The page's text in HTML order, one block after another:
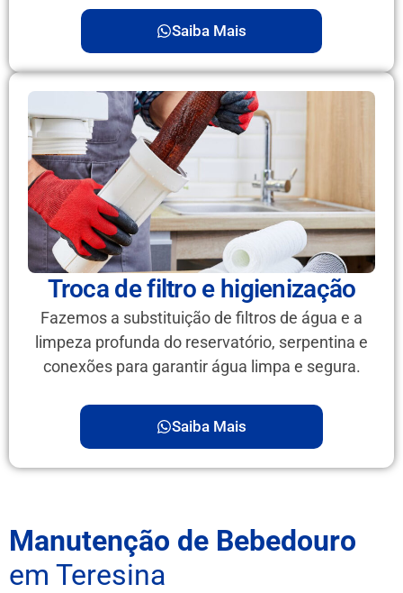
Saiba Mais
Troca de filtro e higienização
Fazemos a substituição de filtros de água e a
limpeza profunda do reservatório, serpentina e
conexões para garantir água limpa e segura.
Saiba Mais
Manutenção de Bebedouro
em Teresina